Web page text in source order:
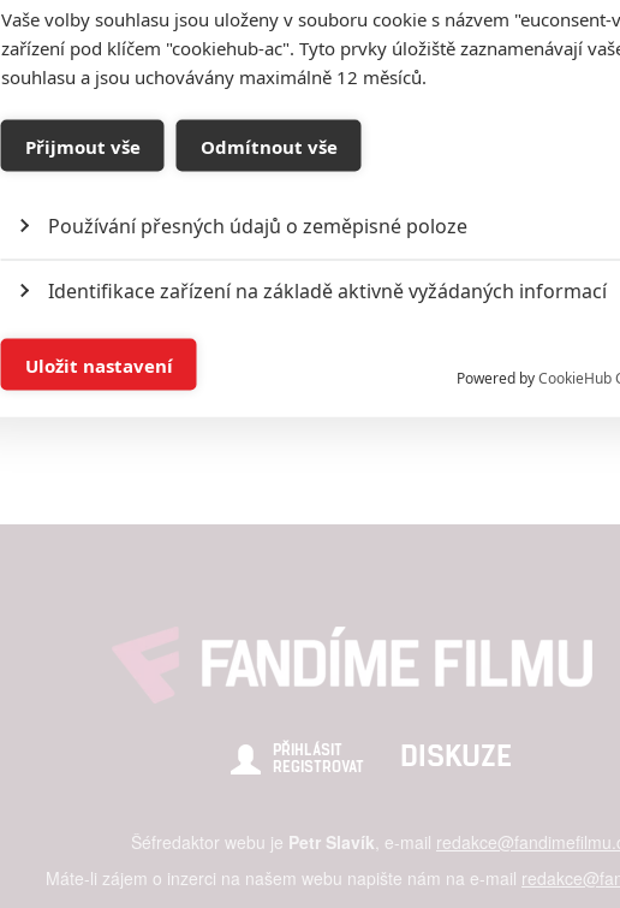
PŘIHLÁSIT
REGISTROVAT
DISKUZE
Šéfredaktor webu je Petr Slavík , e-mail
Máte-li zájem o inzerci na našem webu napište nám na e-mail
Vaše volby souhlasu jsou uloženy v souboru cookie s názvem "euconsent-
zařízení pod klíčem "cookiehub-ac". Tyto prvky úložiště zaznamenávají
souhlasu a jsou uchovávány maximálně 12 měsíců.
Přijmout vše Odmítnout vše
Používání přesných údajů o zeměpisné poloze
Identifikace zařízení na základě aktivně vyžádaných informací
Ukládání a/nebo přístup k informacím v zařízení
Poskytování a zobrazování reklamy a obsahu
Powered byCookieHub
Uložit nastavení